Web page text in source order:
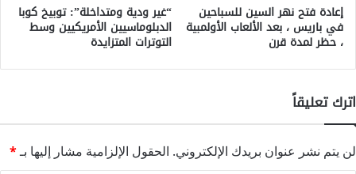
إعادة فتح نهر السين للسباحين
في باريس ، بعد الألعاب الأولمبية
، حظر لمدة قرن
“غير ودية ومتداخلة”: توبيخ كوبا
الدبلوماسيين الأمريكيين وسط
التوترات المتزايدة
اترك تعليقاً
لن يتم نشر عنوان بريدك الإلكتروني. الحقول الإلزامية مشار إليها بـ*